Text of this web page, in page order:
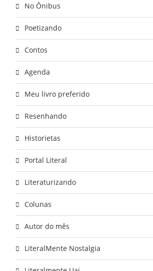
No Ônibus
Poetizando
Contos
Agenda
Meu livro preferido
Resenhando
Historietas
Portal Literal
Literaturizando
Colunas
Autor do mês
LiteralMente Nostalgia